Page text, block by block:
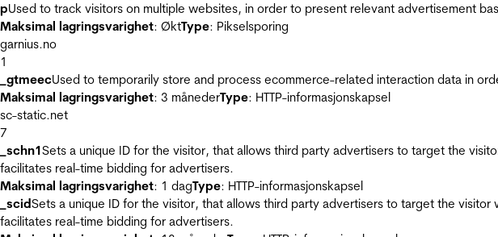
pUsed to track visitors on multiple websites, in order to present relevant advertisement
Maksimal lagringsvarighet: ØktType: Pikselsporing
garnius.no
1
_gtmeecUsed to temporarily store and process ecommerce-related interaction data in
Maksimal lagringsvarighet: 3 månederType: HTTP-informasjonskapsel
sc-static.net
7
_schn1Sets a unique ID for the visitor, that allows third party advertisers to target the
facilitates real-time bidding for advertisers.
Maksimal lagringsvarighet: 1 dagType: HTTP-informasjonskapsel
_scidSets a unique ID for the visitor, that allows third party advertisers to target the
facilitates real-time bidding for advertisers.